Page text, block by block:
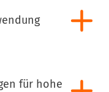
für hohe